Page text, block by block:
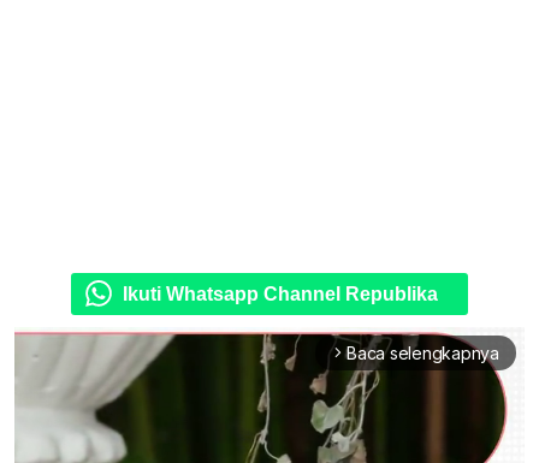
Ikuti Whatsapp Channel Republika
arrow_forward_ios Baca selengkapnya